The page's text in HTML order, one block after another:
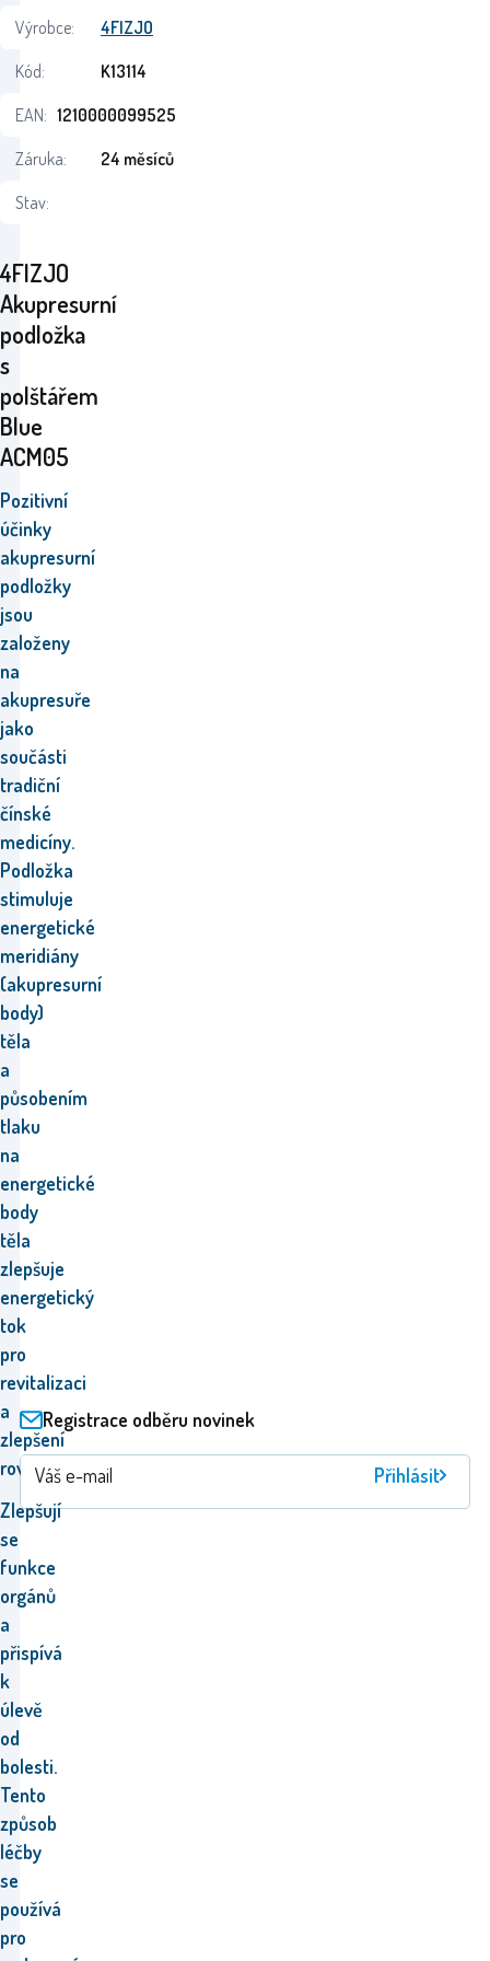
4FIZJO
Akupresurní
podložka
s
polštářem
Blue
ACM05
Pozitivní
účinky
akupresurní
podložky
jsou
založeny
na
akupresuře
jako
součásti
tradiční
čínské
medicíny.
Podložka
stimuluje
energetické
meridiány
(akupresurní
body)
těla
a
působením
tlaku
na
energetické
body
těla
zlepšuje
energetický
tok
pro
revitalizaci
a
zlepšení
rovnováhy.
Zlepšují
se
funkce
orgánů
a
přispívá
k
úlevě
od
bolesti.
Tento
způsob
léčby
se
používá
pro
Výrobce:
4FIZJO
Kód:
K13114
EAN: 1210000099525
Záruka:
24 měsíců
Stav:
Registrace odběru novinek
Přihlásit